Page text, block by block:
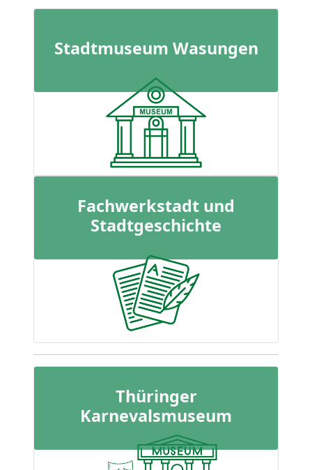
Stadtmuseum Wasungen
Fachwerkstadt und
Stadtgeschichte
Thüringer
Karnevalsmuseum